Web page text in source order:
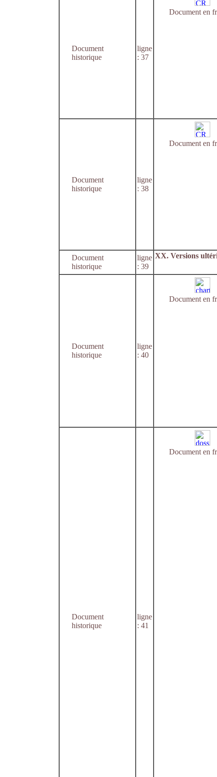
Document
historique
ligne
: 37
Document en
Document
historique
ligne
: 38
Document en
Document
historique
ligne
: 39
XX. Versions
Document
historique
ligne
: 40
Document en
Document
historique
ligne
: 41
Document en